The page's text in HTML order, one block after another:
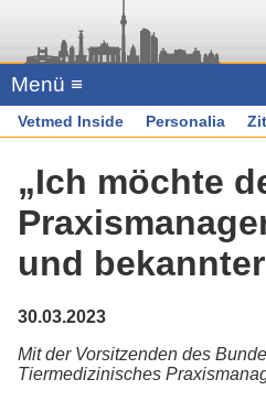
Menü ≡
Vetmed Inside Personalia
„Ich möchte
und
30.03.2023
Mit der Vorsitzenden des
Tiermedizinisches